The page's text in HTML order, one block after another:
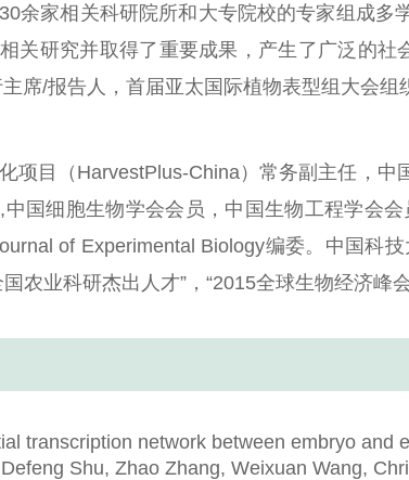
30余家相关科研院所和大专院校的专家组成多
关研究并取得了重要成果，产生了广泛的社
席/报告人，首届亚太国际植物表型组大会组
项目（ HarvestPlus-China ）常务副主任，中
,中国细胞生物学会会员，中国生物工程学会
of Experimental Biology编委。中国科
国农业科研杰出人才” ， “2015全球生物经济峰
transcription network between embryo
Shu, Zhao Zhang, Weixuan Wang,